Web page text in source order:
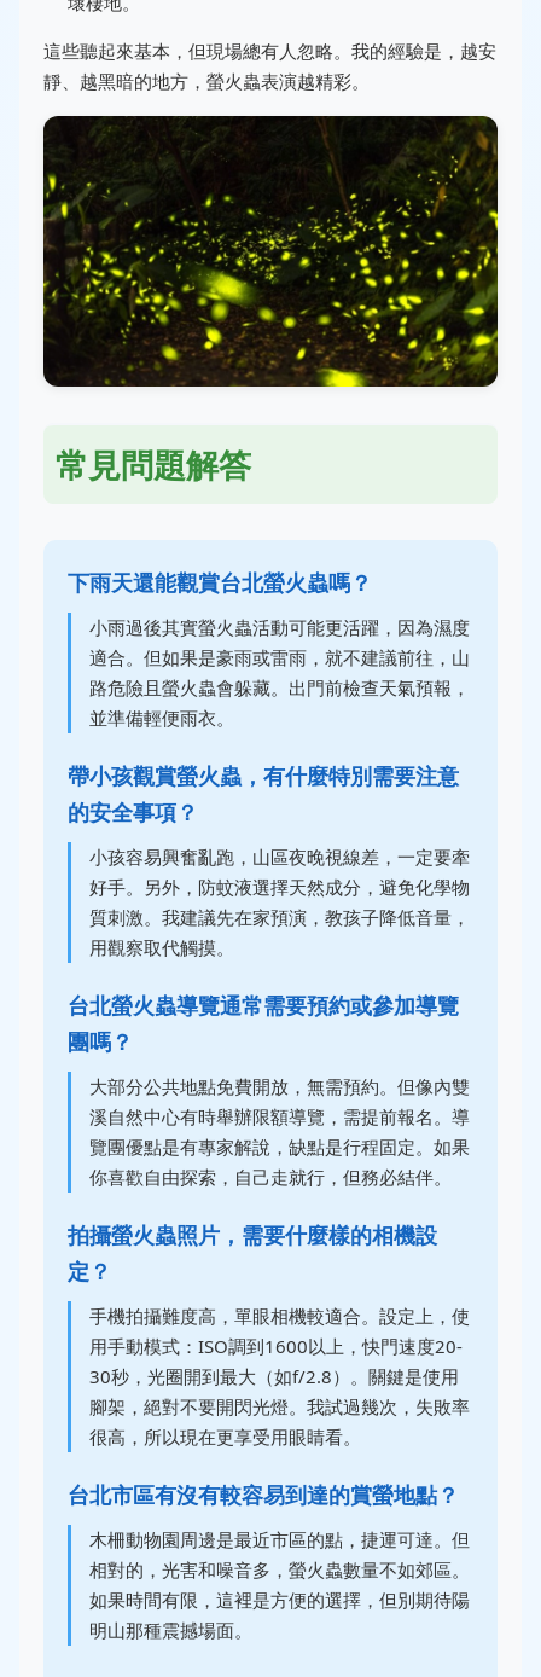
這些聽起來基本，但現場總有人忽略。我的經驗是，越安
靜、越黑暗的地方，螢火蟲表演越精彩。
常見問題解答
下雨天還能觀賞台北螢火蟲嗎？
小雨過後其實螢火蟲活動可能更活躍，因為濕度
適合。但如果是豪雨或雷雨，就不建議前往，山
路危險且螢火蟲會躲藏。出門前檢查天氣預報，
並準備輕便雨衣。
帶小孩觀賞螢火蟲，有什麼特別需要注意
的安全事項？
小孩容易興奮亂跑，山區夜晚視線差，一定要牽
好手。另外，防蚊液選擇天然成分，避免化學物
質刺激。我建議先在家預演，教孩子降低音量，
用觀察取代觸摸。
台北螢火蟲導覽通常需要預約或參加導覽
團嗎？
大部分公共地點免費開放，無需預約。但像內雙
溪自然中心有時舉辦限額導覽，需提前報名。導
覽團優點是有專家解說，缺點是行程固定。如果
你喜歡自由探索，自己走就行，但務必結伴。
拍攝螢火蟲照片，需要什麼樣的相機設
定？
手機拍攝難度高，單眼相機較適合。設定上，使
用手動模式：ISO調到1600以上，快門速度20-
30秒，光圈開到最大（如f/2.8）。關鍵是使用
腳架，絕對不要開閃光燈。我試過幾次，失敗率
很高，所以現在更享受用眼睛看。
台北市區有沒有較容易到達的賞螢地點？
木柵動物園周邊是最近市區的點，捷運可達。但
相對的，光害和噪音多，螢火蟲數量不如郊區。
如果時間有限，這裡是方便的選擇，但別期待陽
明山那種震撼場面。